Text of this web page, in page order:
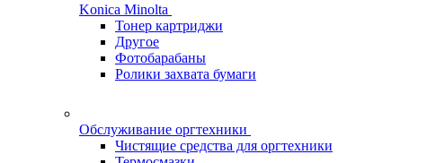
Konica Minolta
Тонер картриджи
Другое
Фотобарабаны
Ролики захвата бумаги
Обслуживание оргтехники
Чистящие средства для оргтехники